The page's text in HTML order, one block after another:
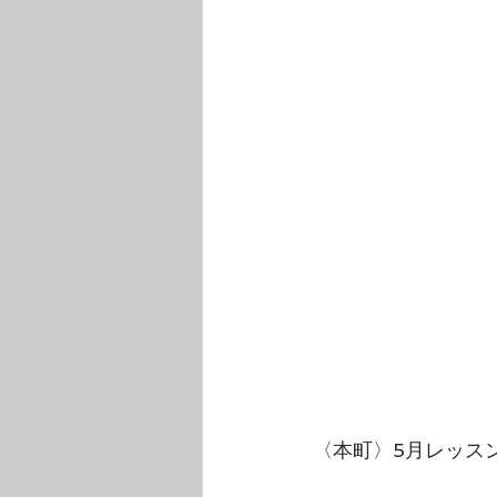
〈本町〉5月レッ